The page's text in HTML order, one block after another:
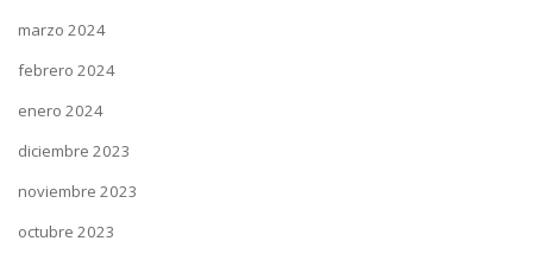
marzo 2024
febrero 2024
enero 2024
diciembre 2023
noviembre 2023
octubre 2023